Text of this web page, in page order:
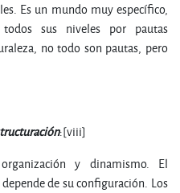
Es un mundo muy específico,
sus niveles por pautas
no todo son pautas, pero
tructuración:[viii]
y dinamismo. El
de su configuración. Los